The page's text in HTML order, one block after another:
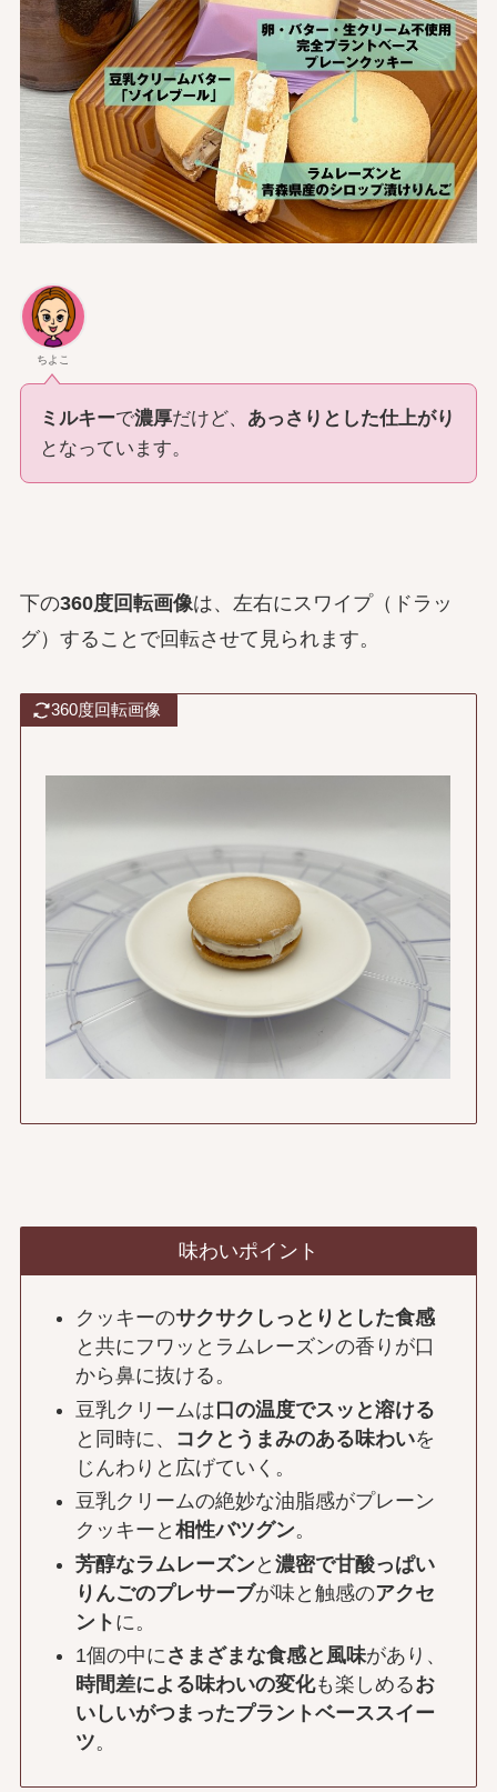
ちよこ
ミルキーで濃厚だけど、 あっさりとした仕上がり
となっています。
下の360度回転画像は、左右にスワイプ（ドラッ
グ）することで回転させて見られます。
360度回転画像
味わいポイント
クッキーのサクサクしっとりとした食感
と共にフワッとラムレーズンの香りが口
から鼻に抜ける。
豆乳クリームは口の温度でスッと溶ける
と同時に、 コクとうまみのある味わいを
じんわりと広げていく。
豆乳クリームの絶妙な油脂感がプレーン
クッキーと相性バツグン。
芳醇なラムレーズンと濃密で甘酸っぱい
りんごのプレサーブが味と触感のアクセ
ント に。
1個の中にさまざまな食感と風味があり、
時間差による味わいの変化も楽しめるお
いしいがつまったプラントベーススイー
ツ。